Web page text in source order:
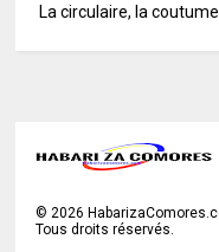
La circulaire, la
© 2026
Tous droits réservés.